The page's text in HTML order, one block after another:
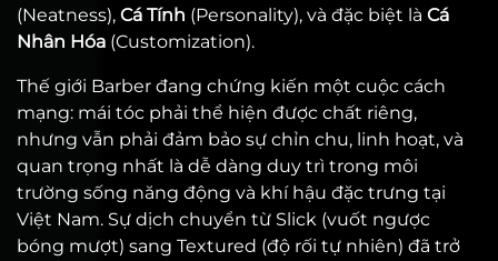
(Neatness), Cá Tính (Personality), và đặc biệt là Cá
Nhân Hóa (Customization).
Thế giới Barber đang chứng kiến một cuộc cách
mạng: mái tóc phải thể hiện được chất riêng,
nhưng vẫn phải đảm bảo sự chỉn chu, linh hoạt, và
quan trọng nhất là dễ dàng duy trì trong môi
trường sống năng động và khí hậu đặc trưng tại
Việt Nam. Sự dịch chuyển từ Slick (vuốt ngược
bóng mượt) sang Textured (độ rối tự nhiên) đã trở